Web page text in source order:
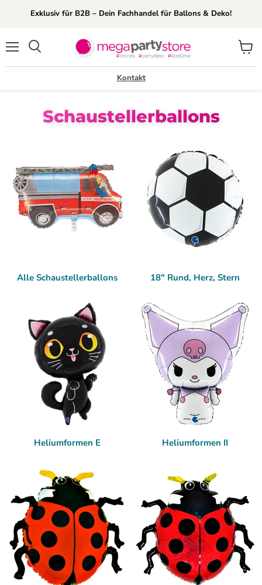
Exklusiv für B2B – Dein Fachhandel für Ballons & Deko!
Kontakt
Schaustellerballons
Alle Schaustellerballons 18" Rund, Herz, Stern
Heliumformen E Heliumformen II